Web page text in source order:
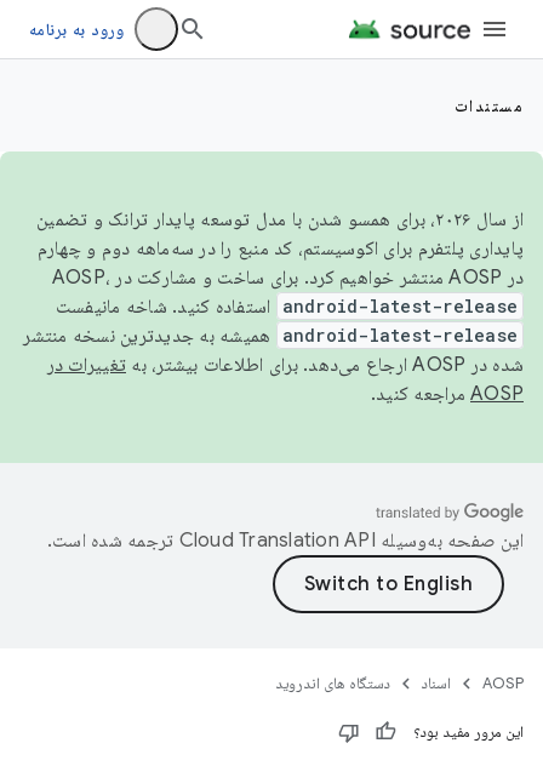
ورود به برنامه
مستندات
از سال ۲۰۲۶، برای همسو شدن با مدل توسعه پایدار ترانک و تضمین
پایداری پلتفرم برای اکوسیستم، کد منبع را در سه‌ماهه دوم و چهارم
در AOSP منتشر خواهیم کرد. برای ساخت و مشارکت در AOSP،
android-latest-release استفاده کنید. شاخه مانیفست
android-latest-release
همیشه به جدیدترین نسخه منتشر
شده در AOSP ارجاع می‌دهد. برای اطلاعات بیشتر، به
تغییرات در
AOSP مراجعه کنید.
این صفحه به‌وسیله ترجمه شده است.
AOSP اسناد دستگاه های اندروید
این مرور مفید بود؟